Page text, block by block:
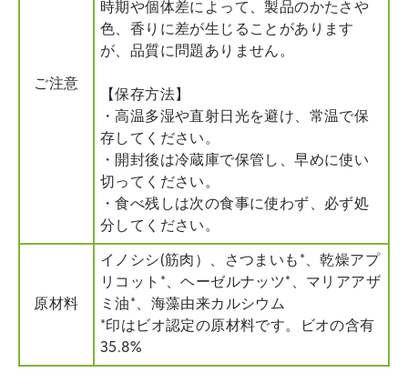
ご注意
時期や個体差によって、製品のかたさや
色、香りに差が生じることがあります
が、品質に問題ありません。
【保存方法】
・高温多湿や直射日光を避け、常温で保
存してください。
・開封後は冷蔵庫で保管し、早めに使い
切ってください。
・食べ残しは次の食事に使わず、必ず処
分してください。
原材料
イノシシ(筋肉）、さつまいも*、乾燥アプ
リコット*、ヘーゼルナッツ*、マリアアザ
ミ油*、海藻由来カルシウム
*印はビオ認定の原材料です。ビオの含有
35.8%